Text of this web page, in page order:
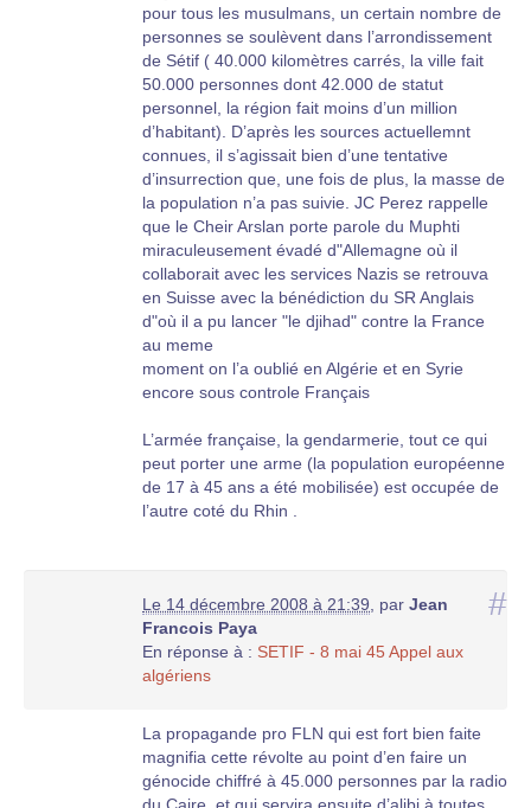
pour tous les musulmans, un certain nombre de
personnes se soulèvent dans l’arrondissement
de Sétif ( 40.000 kilomètres carrés, la ville fait
50.000 personnes dont 42.000 de statut
personnel, la région fait moins d’un million
d’habitant). D’après les sources actuellemnt
connues, il s’agissait bien d’une tentative
d’insurrection que, une fois de plus, la masse de
la population n’a pas suivie. JC Perez rappelle
que le Cheir Arslan porte parole du Muphti
miraculeusement évadé d"Allemagne où il
collaborait avec les services Nazis se retrouva
en Suisse avec la bénédiction du SR Anglais
d"où il a pu lancer "le djihad" contre la France
au meme
moment on l’a oublié en Algérie et en Syrie
encore sous controle Français
L’armée française, la gendarmerie, tout ce qui
peut porter une arme (la population européenne
de 17 à 45 ans a été mobilisée) est occupée de
l’autre coté du Rhin .
forestières) dont un curé qui veillait un
agonisant, et pillent tout ce qu’ils peuvent Le
secrétaire de la section communiste de Sétif à
les deux poignets tranchés .
La répression est féroce : mais souvent pas
tuées au hasard, contrairement à la
propagande, mais étaient soit mêlées à une
foule en furie meurtrière, souvent assiégeant
#
Le 14 décembre 2008 à 21:39 par Jean
Francois Paya
En réponse à : SETIF - 8 mai 45 Appel aux
algériens
La propagande pro FLN qui est fort bien faite
magnifia cette révolte au point d’en faire un
génocide chiffré à 45.000 personnes par la radio